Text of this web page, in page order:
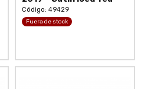
Código: 49429
Fuera de stock